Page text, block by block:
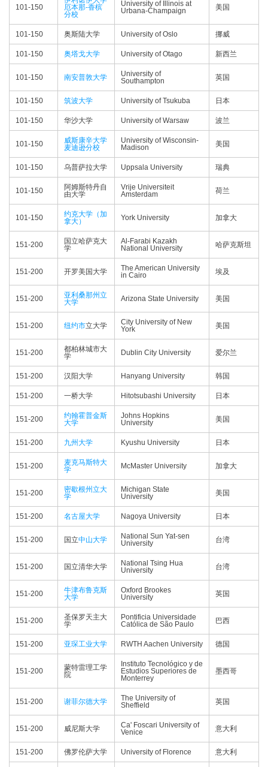
101-150
厄本那-香槟
分校
University of Illinois at
Urbana-Champaign
美国
101-150 奥斯陆大学 University of Oslo 挪威
101-150 奥塔戈大学 University of Otago 新西兰
101-150 南安普敦大学
University of
Southampton
英国
101-150 筑波大学 University of Tsukuba 日本
101-150 华沙大学 University of Warsaw 波兰
101-150
威斯康辛大学
麦迪逊分校
University of Wisconsin-
Madison
美国
101-150 乌普萨拉大学 Uppsala University 瑞典
101-150
阿姆斯特丹自
由大学
Vrije Universiteit
Amsterdam
荷兰
101-150
约克大学（加
拿大）
York University 加拿大
151-200
国立哈萨克大
学
Al-Farabi Kazakh
National University
哈萨克斯坦
151-200 开罗美国大学
The American University
in Cairo
埃及
151-200
亚利桑那州立
大学
Arizona State University 美国
151-200 纽约市立大学
City University of New
York
美国
151-200
都柏林城市大
学
Dublin City University 爱尔兰
151-200 汉阳大学 Hanyang University 韩国
151-200 一桥大学 Hitotsubashi University 日本
151-200
约翰霍普金斯
大学
Johns Hopkins
University
美国
151-200 九州大学 Kyushu University 日本
151-200
麦克马斯特大
学
McMaster University 加拿大
151-200
密歇根州立大
学
Michigan State
University
美国
151-200 名古屋大学 Nagoya University 日本
151-200 国立中山大学
National Sun Yat-sen
University
台湾
151-200 国立清华大学
National Tsing Hua
University
台湾
151-200
牛津布鲁克斯
大学
Oxford Brookes
University
英国
151-200
圣保罗天主大
学
Pontificia Universidade
Católica de São Paulo
巴西
151-200 亚琛工业大学 RWTH Aachen University 德国
151-200
蒙特雷理工学
院
Instituto Tecnológico y de
Estudios Superiores de
Monterrey
墨西哥
151-200 谢菲尔德大学
The University of
Sheffield
英国
151-200 威尼斯大学
Ca' Foscari University of
Venice
意大利
151-200 佛罗伦萨大学 University of Florence 意大利